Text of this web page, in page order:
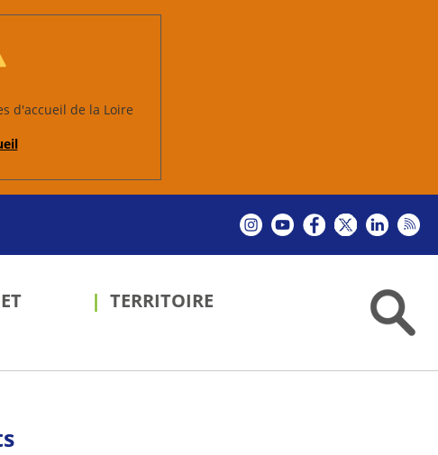
d'accueil de la Loire
TERRITOIRE